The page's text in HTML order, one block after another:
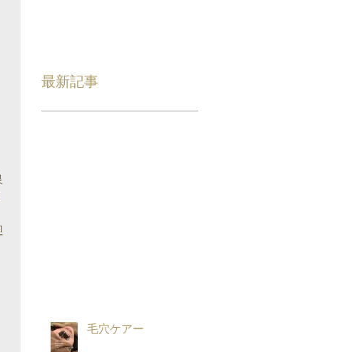
最新記事
毛穴ケアー